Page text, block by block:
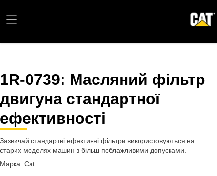
1R-0739: Масляний фільтр
двигуна стандартної
ефективності
Зазвичай стандартні ефективні фільтри використовуються на
старих моделях машин з більш поблажливими допусками.
Марка: Cat